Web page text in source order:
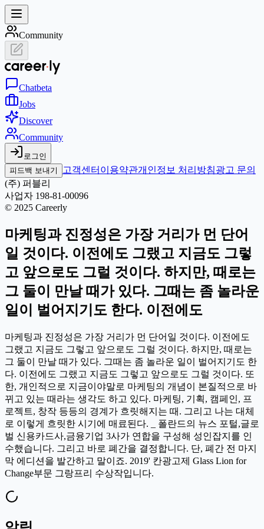
Community
Chatbeta
Jobs
Discover
Community
로그인
피드백 보내기
고객센터 이용약관개인정보 처리방침광고 문의
(주) 퍼블리
사업자 198-81-00096
© 2025 Careerly
마케팅과 진정성은 가장 거리가 먼 단어
일 것이다. 이전에도 그랬고 지금도 그렇
고 앞으로도 그럴 것이다. 하지만, 때로는
그 둘이 만날 때가 있다. 그때는 좀 놀라운
일이 벌어지기도 한다. 이전에도
마케팅과 진정성은 가장 거리가 먼 단어일 것이다. 이전에도
그랬고 지금도 그렇고 앞으로도 그럴 것이다. 하지만, 때로는
그 둘이 만날 때가 있다. 그때는 좀 놀라운 일이 벌어지기도 한
다. 이전에도 그랬고 지금도 그렇고 앞으로도 그럴 것이다. 또
한, 개인적으로 지금이야말로 마케팅의 개념이 본질적으로 바
뀌고 있는 때라는 생각도 하고 있다. 마케팅, 기획, 캠페인, 프
로젝트, 창작 등등의 경계가 흐릿해지는 때. 그리고 나는 대체
로 이렇게 흐릿한 시기에 매료된다. _ 폴란드의 뉴스 포털,글로
벌 신용카드사,금융기업 3사가 연합을 구성해 성인잡지를 인
수했습니다. 그리고 바로 폐간을 결정합니다. 단, 폐간 전 마지
막 에디션을 발간하고 말이죠. 2019' 칸광고제 Glass Lion for
Change부문 그랑프리 수상작입니다.